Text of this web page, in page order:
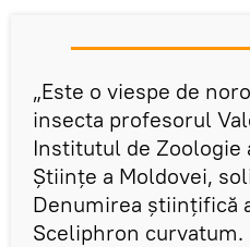
„Este o viespe de
insecta profesorul
Institutul de Zoologie
Științe a Moldovei,
Denumirea științifică
Sceliphron curvatum.